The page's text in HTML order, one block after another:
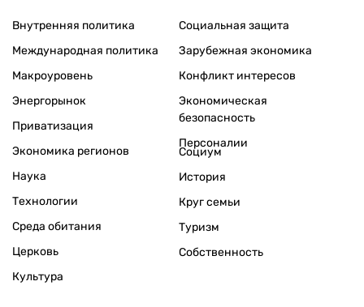
Внутренняя политика
Международная политика
Макроуровень
Энергорынок
Приватизация
Экономика регионов
Социальная защита
Зарубежная экономика
Конфликт интересов
Экономическая
безопасность
Персоналии
Наука
Технологии
Среда обитания
Церковь
Культура
Социум
История
Круг семьи
Туризм
Собственность